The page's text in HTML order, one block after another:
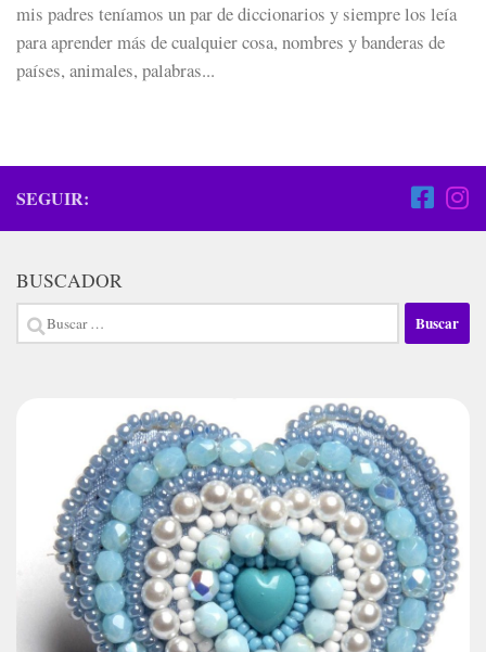
mis padres teníamos un par de diccionarios y siempre los leía
para aprender más de cualquier cosa, nombres y banderas de
países, animales, palabras...
SEGUIR:
BUSCADOR
Buscar: